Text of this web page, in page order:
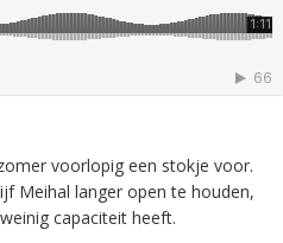
voorlopig een stokje voor.
Meihal langer open te houden,
capaciteit heeft.